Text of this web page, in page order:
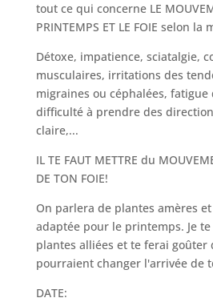
tout ce qui concerne LE
PRINTEMPS ET LE FOIE selon
Détoxe, impatience, sciatalgie,
musculaires, irritations des
migraines ou céphalées,
difficulté à prendre des
claire,...
IL TE FAUT METTRE du
DE TON FOIE!
On parlera de plantes amères
adaptée pour le printemps. Je
plantes alliées et te ferai goûter
pourraient changer l'arrivée de
DATE: